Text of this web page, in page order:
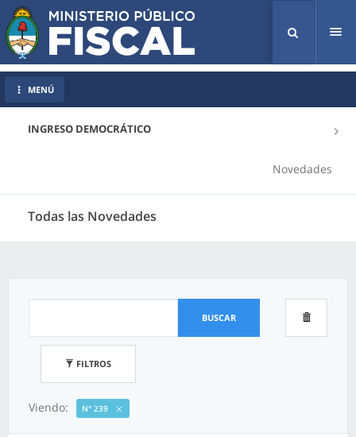
INGRESO DEMOCRÁTICO
Novedades
Todas las Novedades
MENÚ
BUSCAR
FILTROS
Viendo: N° 239